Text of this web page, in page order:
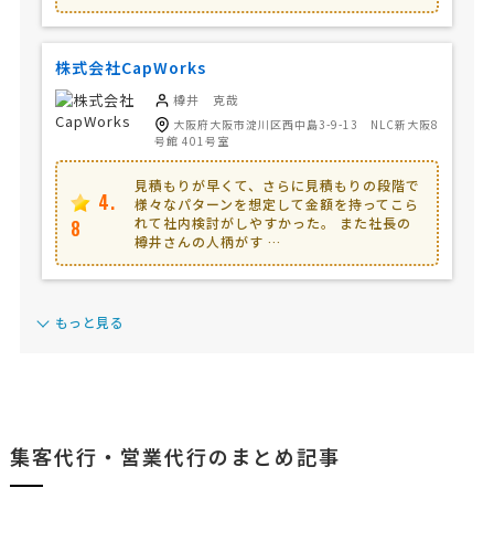
株式会社CapWorks
樽井 克哉
大阪府大阪市淀川区西中島3-9-13 NLC新大阪8
号館 401号室
4.
8
見積もりが早くて、さらに見積もりの段階で
様々なパターンを想定して金額を持ってこら
れて社内検討がしやすかった。 また社長の
樽井さんの人柄がす …
もっと見る
集客代行・営業代行のまとめ記事